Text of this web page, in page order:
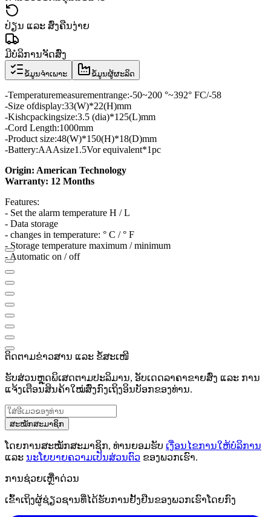
ປ່ຽນ ແລະ ສົ່ງຄືນງ່າຍ
ມີບໍລິການຈັດສົ່ງ
ຂໍ້ມູນຈຳເພາະ ຂໍ້ມູນຜູ້ຜະລິດ
-Temperaturemeasurementrange:-50~200 °~392° FC/-58
-Size ofdisplay:33(W)*22(H)mm
-Kishcpackingsize:3.5 (dia)*125(L)mm
-Cord Length:1000mm
-Product size:48(W)*150(H)*18(D)mm
-Battery:AAAsize1.5Vor equivalent*1pc
Origin: American Technology
Warranty: 12 Months
Features:
- Set the alarm temperature H / L
- Data storage
- changes in temperature: ° C / ° F
- Storage temperature maximum / minimum
- Automatic on / off
ຕິດຕາມຂ່າວສານ ແລະ ຂໍ້ສະເໜີ
ຮັບສ່ວນຫຼຸດພິເສດຕາມປະລິມານ, ອັບເດດລາຄາຂາຍສົ່ງ ແລະ ການ
ແຈ້ງເຕືອນສິນຄ້າໃໝ່ສົ່ງກົງເຖິງອິນບັອກຂອງທ່ານ.
ສະໝັກສະມາຊິກ
ໂດຍການສະໝັກສະມາຊິກ, ທ່ານຍອມຮັບ ເງື່ອນໄຂການໃຫ້ບໍລິການ
ແລະ ນະໂຍບາຍຄວາມເປັນສ່ວນຕົວ ຂອງພວກເຮົາ.
ການຊ່ວຍເຫຼືໍາດ່ວນ
ເຂົ້າເຖິງຜູ້ຊ່ຽວຊານທີ່ໄດ້ຮັບການຢັ້ງຢືນຂອງພວກເຮົາໂດຍກົງ